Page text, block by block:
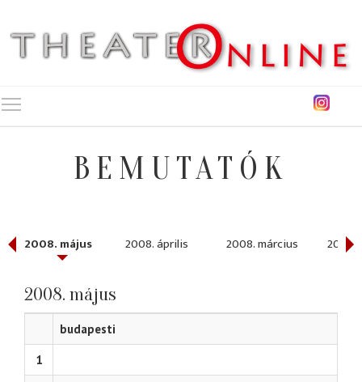
BEMUTATÓK
2008. május 2008. április 2008. március 2008.
2008. május
budapesti
1